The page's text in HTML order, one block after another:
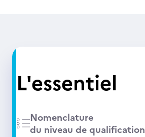
L'essentiel
Nomenclature
du niveau de qualification